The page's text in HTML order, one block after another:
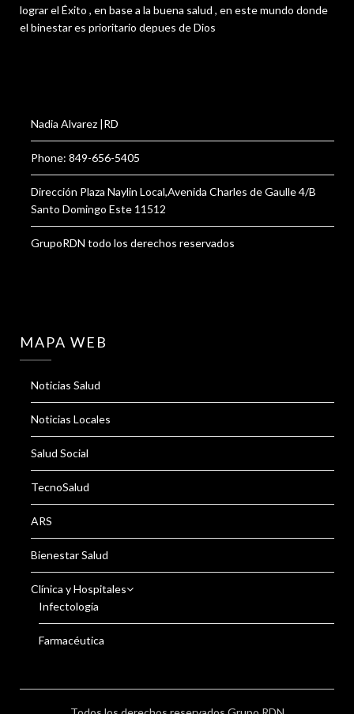
lograr el Éxito , en base a la buena salud , en este mundo donde
el binestar es prioritario depues de Dios
Nadia Alvarez |RD
Phone: 849-656-5405
Dirección Plaza Naylin Local,Avenida Charles de Gaulle 4/B
Santo Domingo Este 11512
GrupoRDN todo los derechos reservados
MAPA WEB
Noticias Salud
Noticias Locales
Salud Social
TecnoSalud
ARS
Bienestar Salud
Clínica y Hospitales
Infectología
Farmacéutica